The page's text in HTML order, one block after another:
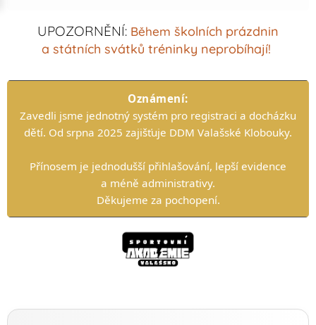
UPOZORNĚNÍ: Během školních prázdnin
a státních svátků tréninky neprobíhají!
Oznámení:
Zavedli jsme jednotný systém pro registraci a docházku
dětí. Od srpna 2025 zajišťuje DDM Valašské Klobouky.
Přínosem je jednodušší přihlašování, lepší evidence
a méně administrativy.
Děkujeme za pochopení.